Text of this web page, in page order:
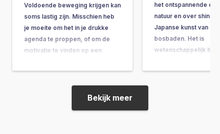
Voldoende beweging krijgen kan
soms lastig zijn. Misschien heb
je moeite om het in je drukke
agenda te proppen, of om de
motivatie te vinden op een
kan vooral moeilijk zijn om de
motivatie te vinden om op te
staan ​​en actief te worden als…
het ontspannende
natuur en over
Japanse kunst van het
bosbaden. Het is
wetenschappelijk
verbetert en je een
Bekijk meer